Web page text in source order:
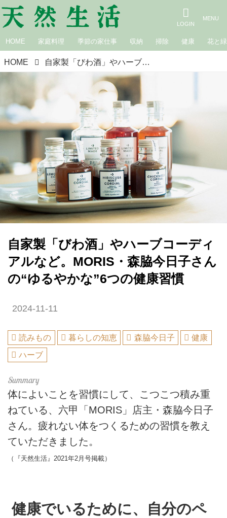
HOME 家庭料理 季節の家仕事 収納 掃除 健康 花と緑
HOME 自家製「びわ酒」やハーブコーディアルなど。MORIS・森脇今日子さんの“ゆるやかな”6つの健康習慣
自家製「びわ酒」やハーブコーディ
アルなど。MORIS・森脇今日子さん
の“ゆるやかな”6つの健康習慣
2024-11-11
読みもの 暮らしの知恵 森脇今日子
健康
ハーブ
体によいことを習慣にして、こつこつ積み重
ねている、六甲「MORIS」店主・森脇今日子
さん。疲れない体をつくるための習慣を教え
ていただきました。
（『天然生活』2021年2月号掲載）
健康でいるために、自分のペ